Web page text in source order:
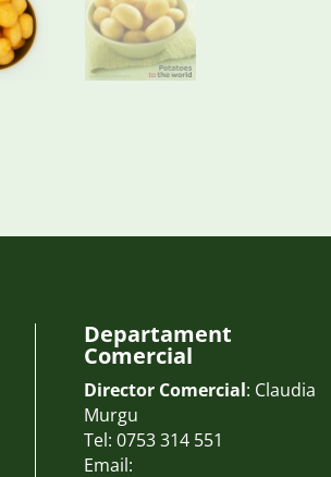
Departament
Comercial
Director Comercial: Claudia
Murgu
Tel: 0753 314 551
Email: